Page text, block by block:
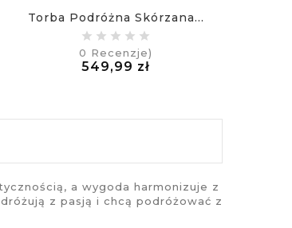
Torba Podróżna Skórzana...
0 Recenzje)
549,99 zł
a wygoda harmonizuje z
z pasją i chcą podróżować z